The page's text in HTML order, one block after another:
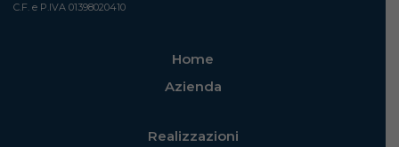
C.F. e P.IVA 01398020410
Home
Azienda
Realizzazioni